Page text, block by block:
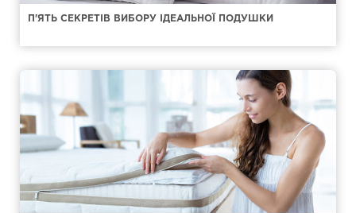
П'ЯТЬ СЕКРЕТІВ ВИБОРУ ІДЕАЛЬНОЇ ПОДУШКИ